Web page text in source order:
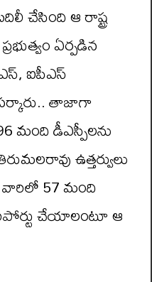
చేసింది ఆ రాష్ట్ర
ఏర్పడిన
ఐపీఎస్
తాజాగా
మంది డీఎస్పీలను
ఉత్తర్వులు
57 మంది
రిపోర్టు చేయాలంటూ ఆ